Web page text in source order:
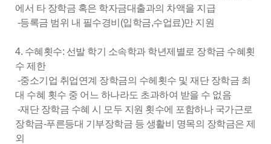
에서 타 장학금 혹은 학자금대출과의 차액을 지급
-등록금 범위 내 필수경비(입학금,수업료)만 지원
4. 수혜횟수: 선발 학기 소속학과 학년제별로 장학금 수혜횟
수 제한
-중소기업 취업연계 장학금의 수헤횟수 및 재단 장학금 최
대 수혜 횟수 중 어느 하나라도 초과하여 받을 수 없음
-재단 장학금 수혜 시 모두 지원 횟수에 포함하나 국가근로
장학금-푸른등대 기부장학금 등 생활비 명목의 장학금은 제
외